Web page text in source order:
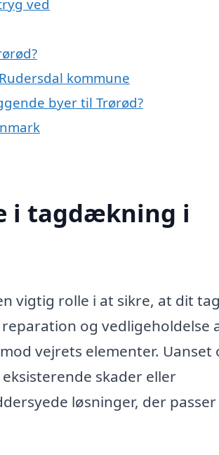
ved
kommune
byer til Trørød?
i tagdækning i
vigtig rolle i at sikre, at dit
og vedligeholdelse
vejrets elementer. Uanset
skader eller
løsninger, der